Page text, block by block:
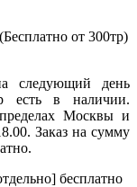
от 300тр)
следующий день
есть в наличии.
пределах Москвы и
Заказ на сумму
бесплатно